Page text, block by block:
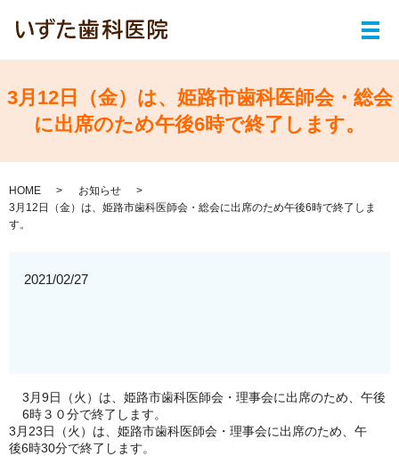
メ
3月12日（金）は、姫路市歯科医師会・総会
に出席のため午後6時で終了します。
HOME
お知らせ
3月12日（金）は、姫路市歯科医師会・総会に出席のため午後6時で終了しま
す。
2021/02/27
3月9日（火）は、姫路市歯科医師会・理事会に出席のため、午後
6時３０分で終了します。
3月23日（火）は、姫路市歯科医師会・理事会に出席のため、午
後6時30分で終了します。